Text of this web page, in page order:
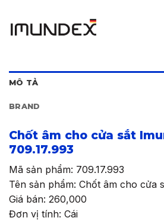
MÔ TẢ
BRAND
Chốt âm cho cửa sắt
709.17.993
Mã sản phẩm: 709.17.993
Tên sản phẩm: Chốt âm cho cửa
Giá bán: 260,000
Đơn vị tính: Cái